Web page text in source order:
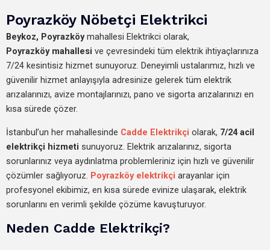
Poyrazköy Nöbetçi Elektrikci
Beykoz, Poyrazköy mahallesi Elektrikci olarak,
Poyrazköy mahallesi ve çevresindeki tüm elektrik ihtiyaçlarınıza
7/24 kesintisiz hizmet sunuyoruz. Deneyimli ustalarımız, hızlı ve
güvenilir hizmet anlayışıyla adresinize gelerek tüm elektrik
arızalarınızı, avize montajlarınızı, pano ve sigorta arızalarınızı en
kısa sürede çözer.
İstanbul’un her mahallesinde Cadde Elektrikçi olarak, 7/24 acil
elektrikçi hizmeti sunuyoruz. Elektrik arızalarınız, sigorta
sorunlarınız veya aydınlatma problemleriniz için hızlı ve güvenilir
çözümler sağlıyoruz. Poyrazköy elektrikçi arayanlar için
profesyonel ekibimiz, en kısa sürede evinize ulaşarak, elektrik
sorunlarını en verimli şekilde çözüme kavuşturuyor.
Neden Cadde Elektrikçi?